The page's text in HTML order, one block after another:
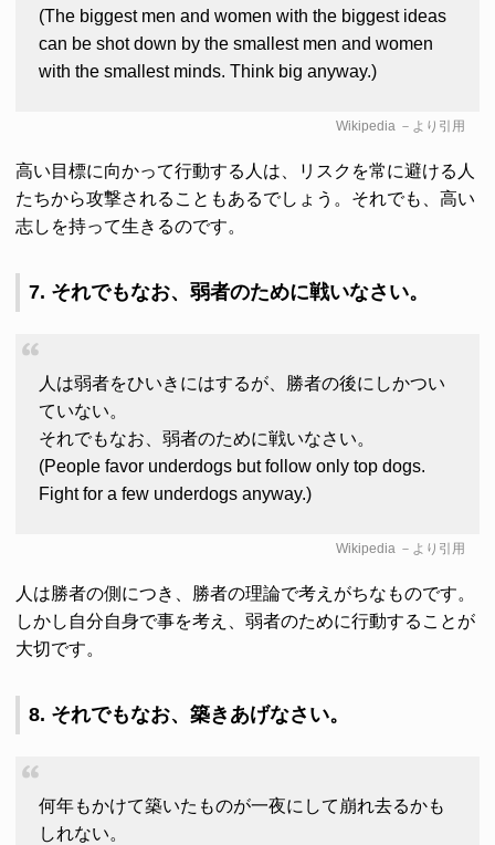
(The biggest men and women with the biggest ideas
can be shot down by the smallest men and women
with the smallest minds. Think big anyway.)
Wikipedia－より引用
高い目標に向かって行動する人は、リスクを常に避ける人
たちから攻撃されることもあるでしょう。それでも、高い
志しを持って生きるのです。
7. それでもなお、弱者のために戦いなさい。
人は弱者をひいきにはするが、勝者の後にしかつい
ていない。
それでもなお、弱者のために戦いなさい。
(People favor underdogs but follow only top dogs.
Fight for a few underdogs anyway.)
Wikipedia－より引用
人は勝者の側につき、勝者の理論で考えがちなものです。
しかし自分自身で事を考え、弱者のために行動することが
大切です。
8. それでもなお、築きあげなさい。
何年もかけて築いたものが一夜にして崩れ去るかも
しれない。